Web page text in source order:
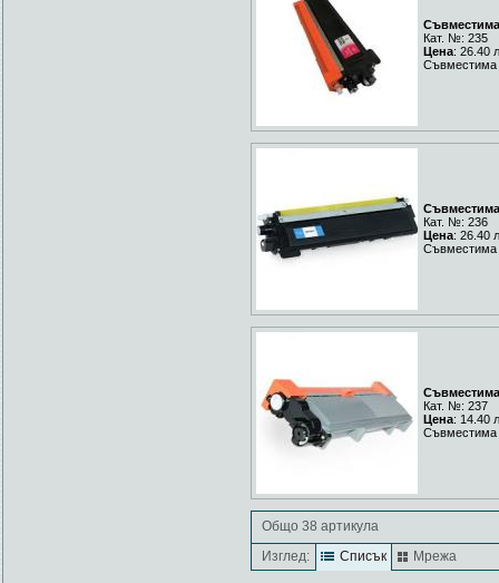
Кат. №: 235
Цена: 26.40
Съвместима
Съвместима
Кат. №: 236
Цена: 26.40
Съвместима
Съвместима
Кат. №: 237
Цена: 14.40
Съвместима
Общо 38 артикула
Изглед:
Списък Мрежа